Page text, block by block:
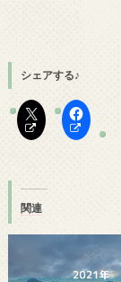
シェアする♪
関連